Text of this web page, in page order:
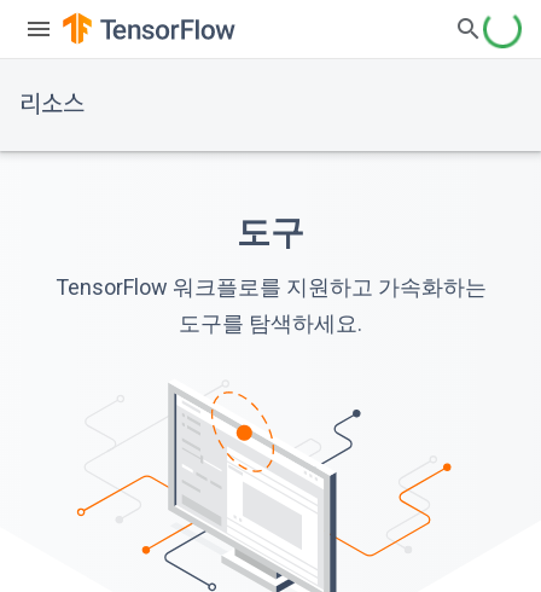
리소스
도구
TensorFlow 워크플로를 지원하고 가속화하는
도구를 탐색하세요.